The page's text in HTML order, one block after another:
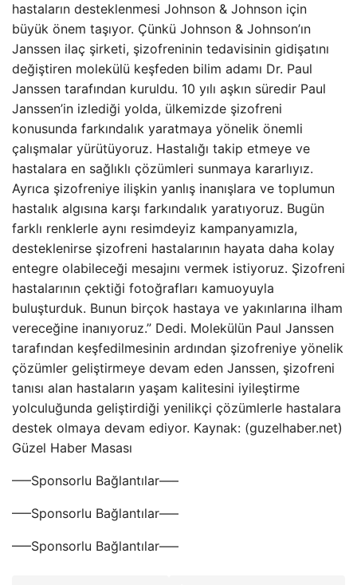
hastaların desteklenmesi Johnson & Johnson için
büyük önem taşıyor. Çünkü Johnson & Johnson’ın
Janssen ilaç şirketi, şizofreninin tedavisinin gidişatını
değiştiren molekülü keşfeden bilim adamı Dr. Paul
Janssen tarafından kuruldu. 10 yılı aşkın süredir Paul
Janssen’in izlediği yolda, ülkemizde şizofreni
konusunda farkındalık yaratmaya yönelik önemli
çalışmalar yürütüyoruz. Hastalığı takip etmeye ve
hastalara en sağlıklı çözümleri sunmaya kararlıyız.
Ayrıca şizofreniye ilişkin yanlış inanışlara ve toplumun
hastalık algısına karşı farkındalık yaratıyoruz. Bugün
farklı renklerle aynı resimdeyiz kampanyamızla,
desteklenirse şizofreni hastalarının hayata daha kolay
entegre olabileceği mesajını vermek istiyoruz. Şizofreni
hastalarının çektiği fotoğrafları kamuoyuyla
buluşturduk. Bunun birçok hastaya ve yakınlarına ilham
vereceğine inanıyoruz.” Dedi. Molekülün Paul Janssen
tarafından keşfedilmesinin ardından şizofreniye yönelik
çözümler geliştirmeye devam eden Janssen, şizofreni
tanısı alan hastaların yaşam kalitesini iyileştirme
yolculuğunda geliştirdiği yenilikçi çözümlerle hastalara
destek olmaya devam ediyor. Kaynak: (guzelhaber.net)
Güzel Haber Masası
—–Sponsorlu Bağlantılar—–
—–Sponsorlu Bağlantılar—–
—–Sponsorlu Bağlantılar—–